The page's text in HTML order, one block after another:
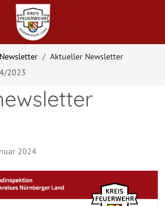
Newsletter
Aktueller Newsletter
2023
2024